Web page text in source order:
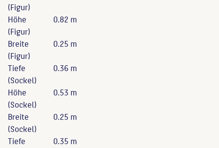
(Figur)
Höhe
(Figur)
Breite
(Figur)
Tiefe
(Sockel)
Höhe
(Sockel)
Breite
(Sockel)
Tiefe
0.82 m
0.25 m
0.36 m
0.53 m
0.25 m
0.35 m